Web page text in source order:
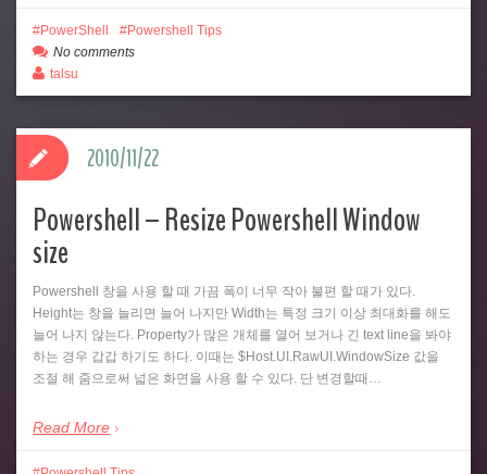
PowerShell
Powershell Tips
No comments
talsu
Powershell – Resize Powershell Window
size
Powershell 창을 사용 할 때 가끔 폭이 너무 작아 불편 할 때가 있다.
Height는 창을 늘리면 늘어 나지만 Width는 특정 크기 이상 최대화를 해도
늘어 나지 않는다. Property가 많은 개체를 열어 보거나 긴 text line을 봐야
하는 경우 갑갑 하기도 하다. 이때는 $Host.UI.RawUI.WindowSize 값을
조절 해 줌으로써 넓은 화면을 사용 할 수 있다. 단 변경할때…
Read More
2010/11/22